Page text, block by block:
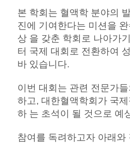
본 학회는 혈액학 분야의
진에 기여한다는 미션을
상 을 갖춘 학회로 나아가
터 국제 대회로 전환하여
바 있습니다.
이번 대회는 관련 전문가
하고, 대한혈액학회가 국
하 는 초석이 될 것으로 예
참여를 독려하고자 아래